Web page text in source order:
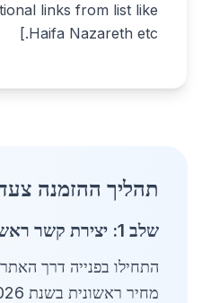
links from list like
Haifa Nazareth etc.]
תהליך ההזמנה
שלב 1: יצירת קשר ראשוני
התחילו בפנייה דרך